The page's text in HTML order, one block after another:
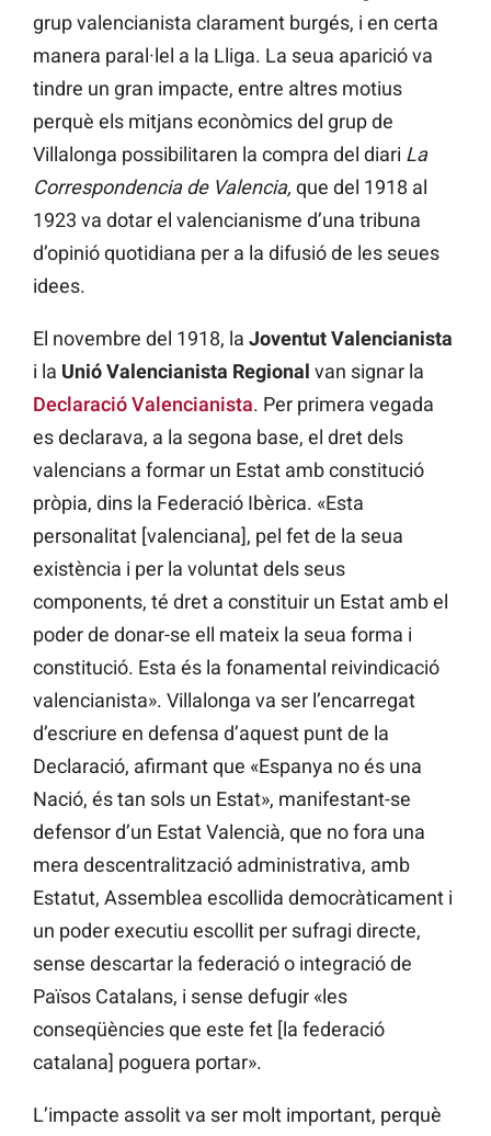
grup valencianista clarament burgés, i en certa
manera paral·lel a la Lliga. La seua aparició va
tindre un gran impacte, entre altres motius
perquè els mitjans econòmics del grup de
Villalonga possibilitaren la compra del diari La
Correspondencia de Valencia, que del 1918 al
1923 va dotar el valencianisme d’una tribuna
d’opinió quotidiana per a la difusió de les seues
idees.
El novembre del 1918, la Joventut Valencianista
i la Unió Valencianista Regional van signar la
Declaració Valencianista. Per primera vegada
es declarava, a la segona base, el dret dels
valencians a formar un Estat amb constitució
pròpia, dins la Federació Ibèrica. «Esta
personalitat [valenciana], pel fet de la seua
existència i per la voluntat dels seus
components, té dret a constituir un Estat amb el
poder de donar-se ell mateix la seua forma i
constitució. Esta és la fonamental reivindicació
valencianista». Villalonga va ser l’encarregat
d’escriure en defensa d’aquest punt de la
Declaració, afirmant que «Espanya no és una
Nació, és tan sols un Estat», manifestant-se
defensor d’un Estat Valencià, que no fora una
mera descentralització administrativa, amb
Estatut, Assemblea escollida democràticament i
un poder executiu escollit per sufragi directe,
sense descartar la federació o integració de
Països Catalans, i sense defugir «les
conseqüències que este fet [la federació
catalana] poguera portar».
L’impacte assolit va ser molt important, perquè